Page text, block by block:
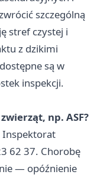
szczególną
stref czystej i
z dzikimi
są w
inspekcji.
np. ASF?
Inspektorat
62 37. Chorobę
— opóźnienie